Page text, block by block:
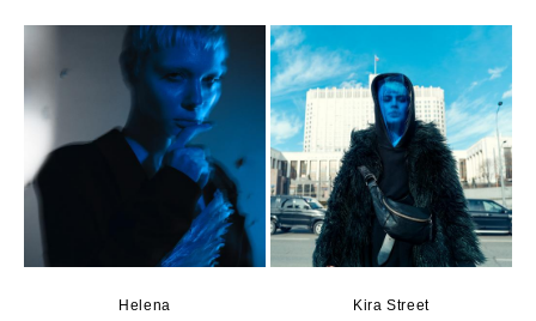
Helena Kira Street